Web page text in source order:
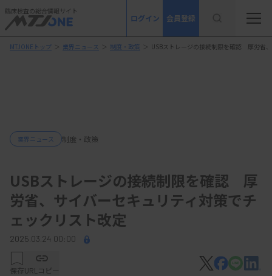
臨床検査の総合情報サイト
ログイン 会員登録
MTJONEトップ ＞ 業界ニュース ＞ 制度・政策 ＞ USBストレージの接続制限を確認 厚労省
業界ニュース 制度・政策
USBストレージの接続制限を確認 厚
労省、サイバーセキュリティ対策でチ
ェックリスト改定
2025.03.24 00:00
保存URLコピー